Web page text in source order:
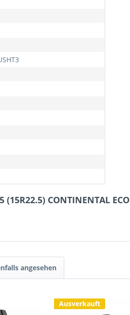
CONTINENTAL
angesehen
Ausverkauft